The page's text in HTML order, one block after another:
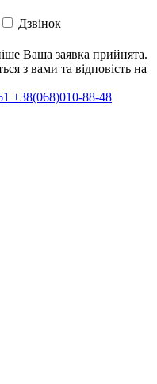
Дзвінок
Ваша заявка прийнята.
з вами та відповість на
+38(068)010-88-48